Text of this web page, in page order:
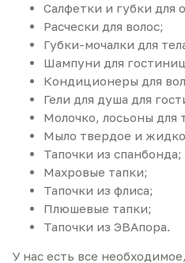
Салфетки и губки для
Расчески для волос;
Губки-мочалки для
Шампуни для
Кондиционеры для
Гели для душа для
Молочко, лосьоны для
Мыло твердое и
Тапочки из спанбонда;
Махровые тапки;
Тапочки из флиса;
Плюшевые тапки;
Тапочки из ЭВАпора.
У нас есть все